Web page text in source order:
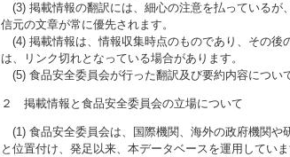
(3) 掲載情報の翻訳には、細心の注意を払っているが
信元の文章が常に優先されます。
(4) 掲載情報は、情報収集時点のものであり、その後
は、リンク切れとなっている場合があります。
(5) 食品安全委員会が行った翻訳及び要約内容につい
２ 掲載情報と食品安全委員会の立場について
(1) 食品安全委員会は、国際機関、海外の政府機関や
と位置付け、発足以来、本データベースを運用していま